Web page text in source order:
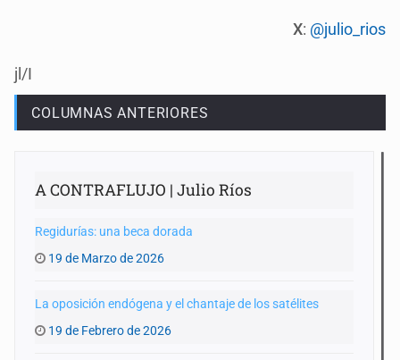
X: @julio_rios
jl/I
COLUMNAS ANTERIORES
A CONTRAFLUJO | Julio Ríos
Regidurías: una beca dorada
19 de Marzo de 2026
La oposición endógena y el chantaje de los satélites
19 de Febrero de 2026